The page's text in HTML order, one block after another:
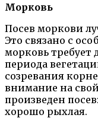
Морковь
Посев моркови
Это связано с
морковь требует
периода
созревания
внимание на
произведен
хорошо рыхлая.